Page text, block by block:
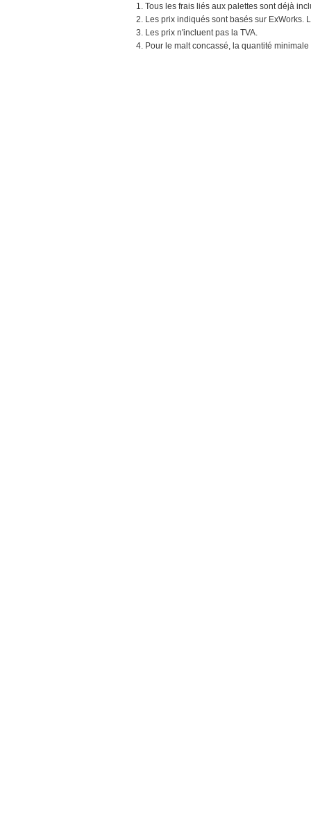
1. Tous les frais liés aux palettes sont déjà
2. Les prix indiqués sont basés sur ExWorks.
3. Les prix n'incluent pas la TVA.
4. Pour le malt concassé, la quantité